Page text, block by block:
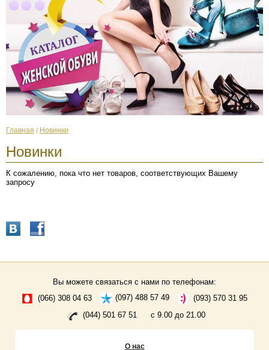
Главная / Новинки
Новинки
К сожалению, пока что нет товаров, соответствующих Вашему
запросу
Вы можете связаться с нами по телефонам:
(066) 308 04 63
(097) 488 57 49
(093) 570 31 95
(044) 501 67 51
с 9.00 до 21.00
О нас